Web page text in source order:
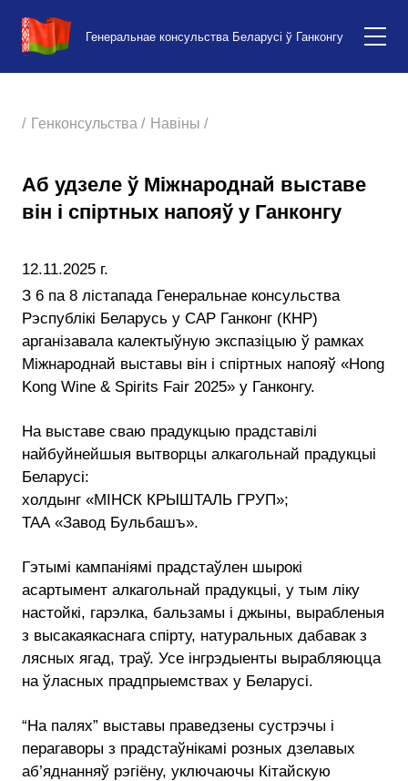
Генеральнае консульства Беларусі ў Ганконгу
/ Генконсульства / Навіны /
Аб удзеле ў Міжнароднай выставе
він і спіртных напояў у Ганконгу
12.11.2025 г.
З 6 па 8 лістапада Генеральнае консульства
Рэспублікі Беларусь у САР Ганконг (КНР)
арганізавала калектыўную экспазіцыю ў рамках
Міжнароднай выставы він і спіртных напояў «Hong
Kong Wine & Spirits Fair 2025» у Ганконгу.
На выставе сваю прадукцыю прадставілі
найбуйнейшыя вытворцы алкагольнай прадукцыі
Беларусі:
холдынг «МІНСК КРЫШТАЛЬ ГРУП»;
ТАА «Завод Бульбашъ».
Гэтымі кампаніямі прадстаўлен шырокі
асартымент алкагольнай прадукцыі, у тым ліку
настойкі, гарэлка, бальзамы і джыны, вырабленыя
з высакаякаснага спірту, натуральных дабавак з
лясных ягад, траў. Усе інгрэдыенты вырабляюцца
на ўласных прадпрыемствах у Беларусі.
“На палях” выставы праведзены сустрэчы і
перагаворы з прадстаўнікамі розных дзелавых
аб’яднанняў рэгіёну, уключаючы Кітайскую